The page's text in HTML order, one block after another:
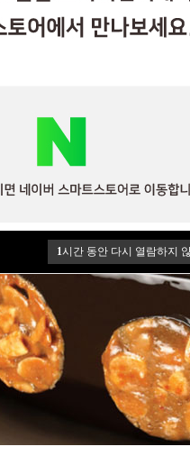
1시간 동안 다시 열람하지